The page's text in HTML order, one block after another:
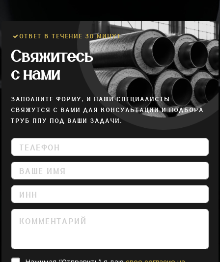
ОТВЕТ В ТЕЧЕНИЕ 30 МИНУТ
Свяжитесь
с нами
ЗАПОЛНИТЕ ФОРМУ, И НАШИ СПЕЦИАЛИСТЫ
СВЯЖУТСЯ С ВАМИ ДЛЯ КОНСУЛЬТАЦИИ И ПОДБОРА
ТРУБ ППУ ПОД ВАШИ ЗАДАЧИ.